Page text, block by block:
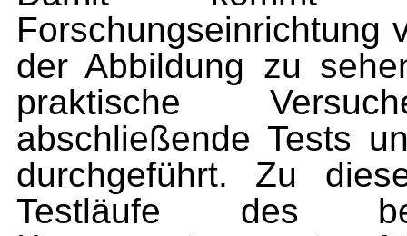
Forschungseinrichtung
der Abbildung zu
praktische
abschließende Tests
durchgeführt. Zu
Testläufe des